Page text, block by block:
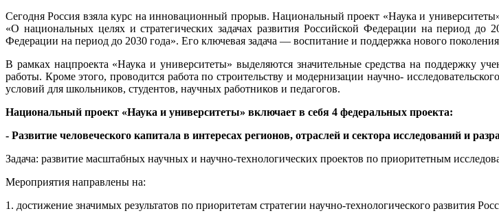
Сегодня Россия взяла курс на инновационный прорыв. Национальный проект «Наука и
«О национальных целях и стратегических задачах развития Российской Федерации на период
Федерации на период до 2030 года». Его ключевая задача — воспитание и поддержка нового
В рамках нацпроекта «Наука и университеты» выделяются значительные средства на поддержку
работы. Кроме этого, проводится работа по строительству и модернизации научно-
условий для школьников, студентов, научных работников и педагогов.
Национальный проект «Наука и университеты» включает в себя 4 федеральных проекта:
- Развитие человеческого капитала в интересах регионов, отраслей и сектора исследований и
Задача: развитие масштабных научных и научно-технологических проектов по приоритетным
Мероприятия направлены на:
1. достижение значимых результатов по приоритетам стратегии научно-технологического развития